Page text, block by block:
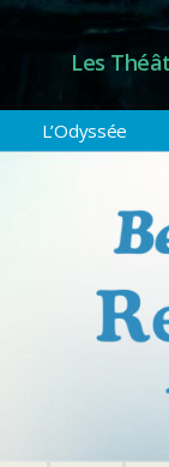
Les
L’Odyssée